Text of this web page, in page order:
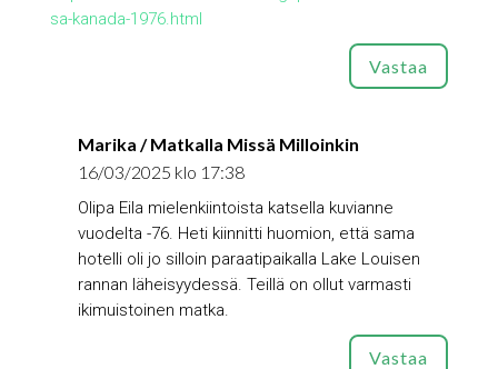
sa-kanada-1976.html
Vastaa
Marika / Matkalla Missä Milloinkin
16/03/2025 klo 17:38
Olipa Eila mielenkiintoista katsella kuvianne
vuodelta -76. Heti kiinnitti huomion, että sama
hotelli oli jo silloin paraatipaikalla Lake Louisen
rannan läheisyydessä. Teillä on ollut varmasti
ikimuistoinen matka.
Vastaa